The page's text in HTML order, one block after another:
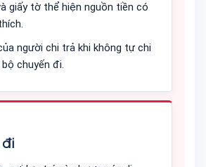
giấy tờ thể hiện nguồn tiền có
người chi trả khi không tự chi
chuyến đi.